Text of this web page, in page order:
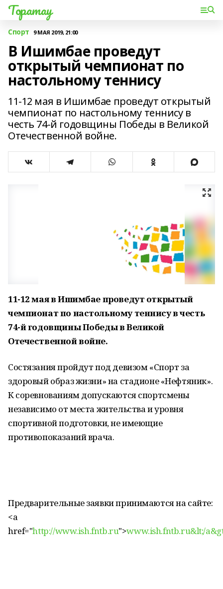
Торатау
Спорт 9 МАЯ 2019, 21:00
В Ишимбае проведут
открытый чемпионат по
настольному теннису
11-12 мая в Ишимбае проведут открытый
чемпионат по настольному теннису в
честь 74-й годовщины Победы в Великой
Отечественной войне.
11-12 мая в Ишимбае проведут открытый
чемпионат по настольному теннису в честь
74-й годовщины Победы в Великой
Отечественной войне.
Состязания пройдут под девизом «Спорт за
здоровый образ жизни» на стадионе «Нефтяник».
К соревнованиям допускаются спортсмены
независимо от места жительства и уровня
спортивной подготовки, не имеющие
противопоказаний врача.
Предварительные заявки принимаются на сайте:
<a
href="http://www.ish.fntb.ru">www.ish.fntb.ru&lt;/